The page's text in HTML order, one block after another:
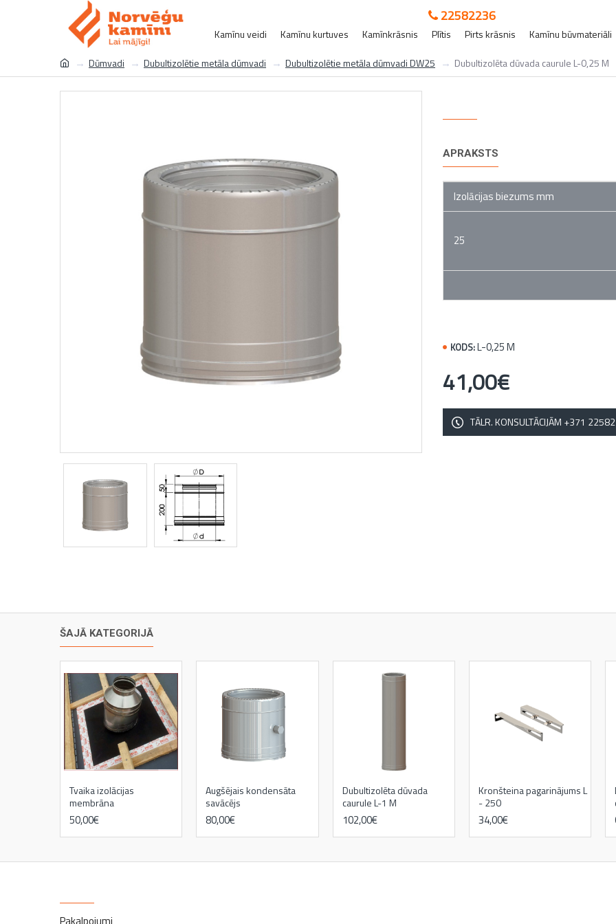
22582236
Kamīnu veidi Kamīnu kurtuves Kamīnkrāsnis Plītis Pirts krāsnis Kamīnu būvmateriāli
Dūmvadi
Dubultizolētie metāla dūmvadi Dubultizolētie metāla dūmvadi DW25 Dubultizolēta dūvada caurule L-0,25 M
APRAKSTS
Izolācijas biezums mm
25
KODS:L-0,25 M
41,00€
TĀLR. KONSULTĀCIJĀM +371
ŠAJĀ KATEGORIJĀ
Tvaika izolācijas
membrāna
50,00€
Augšējais kondensāta
savācējs
80,00€
Dubultizolēta dūvada
caurule L-1 M
102,00€
Kronšteina pagarinājums L
- 250
34,00€